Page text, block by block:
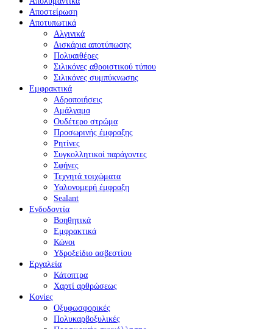
Αποστείρωση
Αποτυπωτικά
Αλγινικά
Δισκάρια αποτύπωσης
Πολυαιθέρες
Σιλικόνες αθροιστικού τύπου
Σιλικόνες συμπύκνωσης
Εμφρακτικά
Αδροποιήσεις
Αμάλγαμα
Ουδέτερο στρώμα
Προσωρινής έμφραξης
Ρητίνες
Συγκολλητικοί παράγοντες
Σφήνες
Τεχνητά τοιχώματα
Υαλονομερή έμφραξη
Sealant
Ενδοδοντία
Βοηθητικά
Εμφρακτικά
Κώνοι
Υδροξείδιο ασβεστίου
Εργαλεία
Κάτοπτρα
Χαρτί αρθρώσεως
Κονίες
Οξυφωσφορικές
Πολυκαρβοξυλικές